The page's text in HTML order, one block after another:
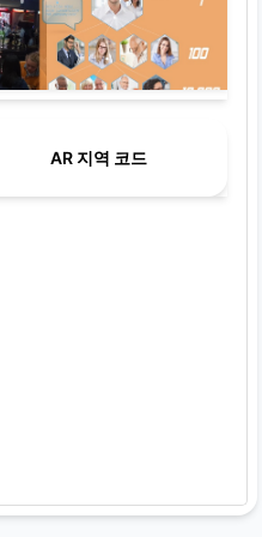
AR 지역 코드